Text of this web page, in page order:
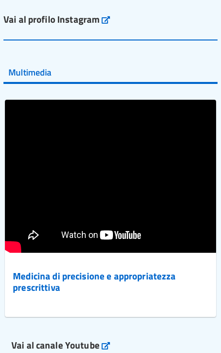
Vai al post →
Vai al post →
Vai al profilo Instagram Instagram
Multimedia
Medicina di precisione e appropriatezza
prescrittiva
Vai al canale Youtube